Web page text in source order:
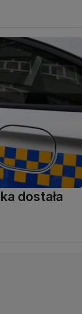
dostała